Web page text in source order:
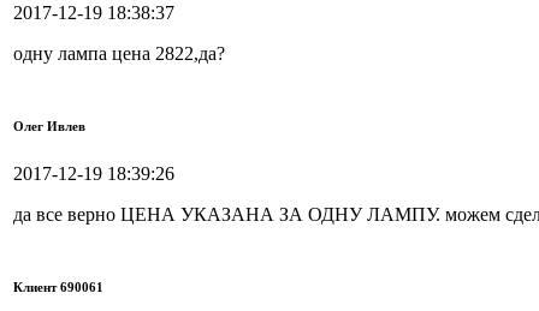
2017-12-19 18:38:37
одну лампа цена 2822,да?
Олег Ивлев
2017-12-19 18:39:26
да все верно ЦЕНА УКАЗАНА ЗА ОДНУ ЛАМПУ. можем
Клиент 690061